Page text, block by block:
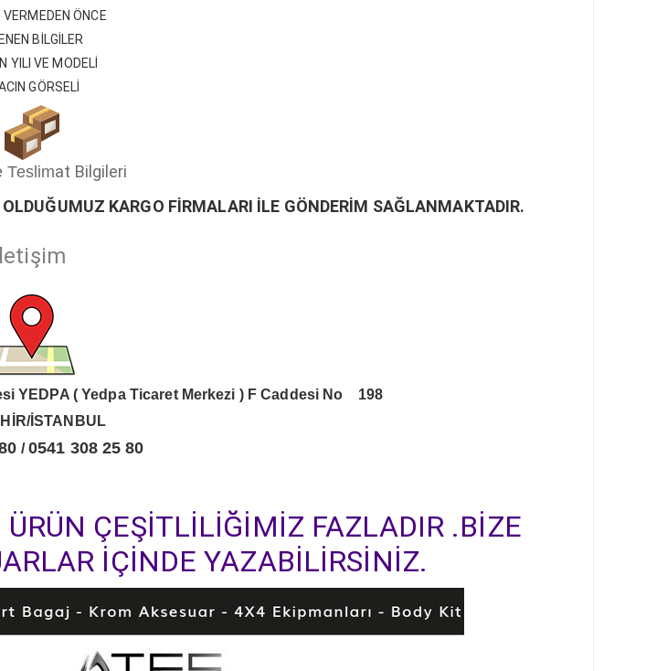
VERMEDEN ÖNCE
BİLGİLER
YILI VE MODELİ
GÖRSELİ
Teslimat Bilgileri
KARGO FİRMALARI İLE GÖNDERİM SAĞLANMAKTADIR.
YEDPA ( Yedpa Ticaret Merkezi ) F Caddesi No 198
İSTANBUL
/ 0541 308 25 80
ÇEŞİTLİLİĞİMİZ FAZLADIR .BİZE
İÇİNDE YAZABİLİRSİNİZ.